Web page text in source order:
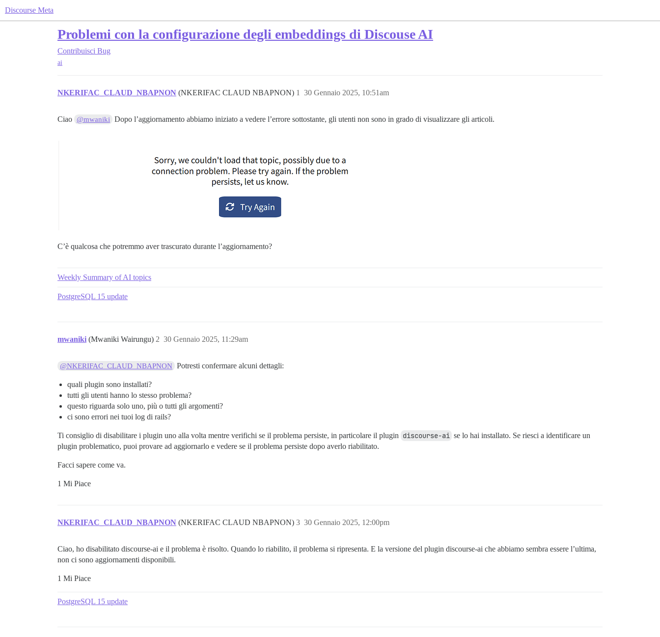
Discourse Meta
Problemi con la configurazione degli embeddings di Discouse AI
Contribuisci Bug
ai
NKERIFAC_CLAUD_NBAPNON (NKERIFAC CLAUD NBAPNON) 30 Gennaio 2025, 10:51am
1
Ciao @mwaniki Dopo l’aggiornamento abbiamo iniziato a vedere l’errore sottostante, gli utenti non sono in grado di visualizzare gli articoli.
C’è qualcosa che potremmo aver trascurato durante l’aggiornamento?
Weekly Summary of AI topics
PostgreSQL 15 update
mwaniki (Mwaniki Wairungu) 30 Gennaio 2025, 11:29am
2
@NKERIFAC_CLAUD_NBAPNON Potresti confermare alcuni dettagli:
quali plugin sono installati?
tutti gli utenti hanno lo stesso problema?
questo riguarda solo uno, più o tutti gli argomenti?
ci sono errori nei tuoi log di rails?
Ti consiglio di disabilitare i plugin uno alla volta mentre verifichi se il problema persiste, in particolare il plugin discourse-ai se lo hai installato. Se riesci a identificare un
plugin problematico, puoi provare ad aggiornarlo e vedere se il problema persiste dopo averlo riabilitato.
Facci sapere come va.
1 Mi Piace
NKERIFAC_CLAUD_NBAPNON (NKERIFAC CLAUD NBAPNON) 30 Gennaio 2025, 12:00pm
3
Ciao, ho disabilitato discourse-ai e il problema è risolto. Quando lo riabilito, il problema si ripresenta. E la versione del plugin discourse-ai che abbiamo sembra essere l’ultima,
non ci sono aggiornamenti disponibili.
1 Mi Piace
PostgreSQL 15 update